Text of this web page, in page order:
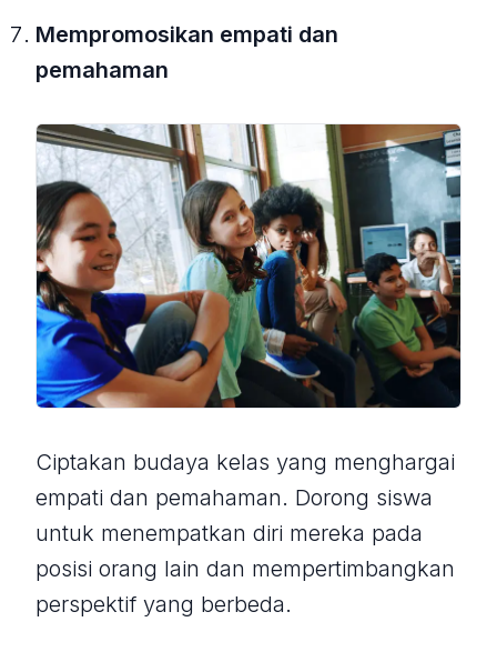
Mempromosikan empati dan
pemahaman
Ciptakan budaya kelas yang menghargai
empati dan pemahaman. Dorong siswa
untuk menempatkan diri mereka pada
posisi orang lain dan mempertimbangkan
perspektif yang berbeda.